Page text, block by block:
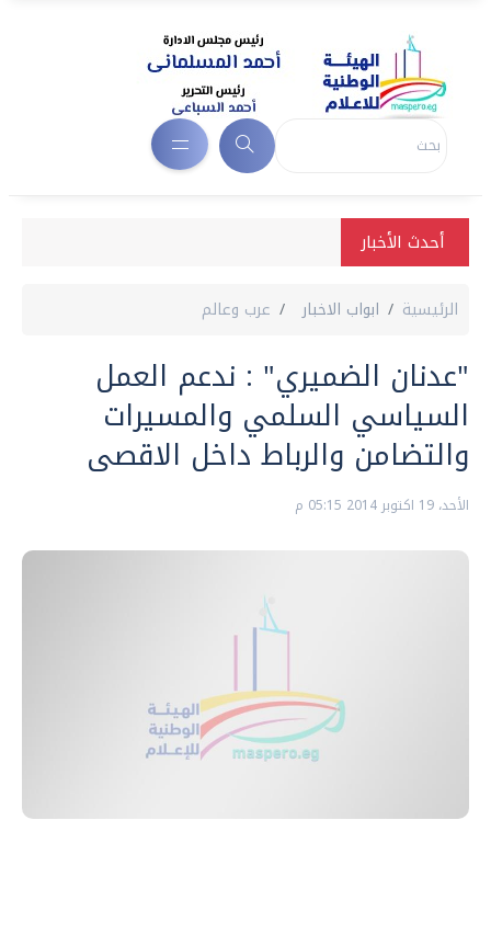
أحدث الأخبار
الرئيسية ابواب الاخبار عرب وعالم
"عدنان الضميري" : ندعم العمل
السياسي السلمي والمسيرات
والتضامن والرباط داخل الاقصى
الأحد، 19 اكتوبر 2014 05:15 م